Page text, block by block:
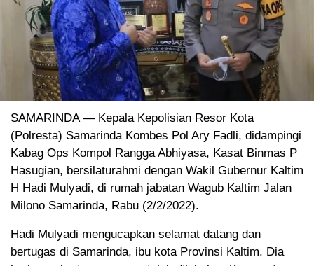
SAMARINDA — Kepala Kepolisian Resor Kota
(Polresta) Samarinda Kombes Pol Ary Fadli, didampingi
Kabag Ops Kompol Rangga Abhiyasa, Kasat Binmas P
Hasugian, bersilaturahmi dengan Wakil Gubernur Kaltim
H Hadi Mulyadi, di rumah jabatan Wagub Kaltim Jalan
Milono Samarinda, Rabu (2/2/2022).
Hadi Mulyadi mengucapkan selamat datang dan
bertugas di Samarinda, ibu kota Provinsi Kaltim. Dia